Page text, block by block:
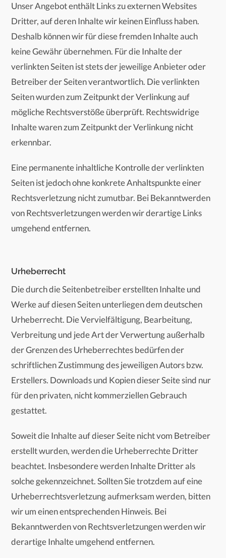
Unser Angebot enthält Links zu externen Websites
Dritter, auf deren Inhalte wir keinen Einfluss haben.
Deshalb können wir für diese fremden Inhalte auch
keine Gewähr übernehmen. Für die Inhalte der
verlinkten Seiten ist stets der jeweilige Anbieter oder
Betreiber der Seiten verantwortlich. Die verlinkten
Seiten wurden zum Zeitpunkt der Verlinkung auf
mögliche Rechtsverstöße überprüft. Rechtswidrige
Inhalte waren zum Zeitpunkt der Verlinkung nicht
erkennbar.
Eine permanente inhaltliche Kontrolle der verlinkten
Seiten ist jedoch ohne konkrete Anhaltspunkte einer
Rechtsverletzung nicht zumutbar. Bei Bekanntwerden
von Rechtsverletzungen werden wir derartige Links
umgehend entfernen.
Urheberrecht
Die durch die Seitenbetreiber erstellten Inhalte und
Werke auf diesen Seiten unterliegen dem deutschen
Urheberrecht. Die Vervielfältigung, Bearbeitung,
Verbreitung und jede Art der Verwertung außerhalb
der Grenzen des Urheberrechtes bedürfen der
schriftlichen Zustimmung des jeweiligen Autors bzw.
Erstellers. Downloads und Kopien dieser Seite sind nur
für den privaten, nicht kommerziellen Gebrauch
gestattet.
Soweit die Inhalte auf dieser Seite nicht vom Betreiber
erstellt wurden, werden die Urheberrechte Dritter
beachtet. Insbesondere werden Inhalte Dritter als
solche gekennzeichnet. Sollten Sie trotzdem auf eine
Urheberrechtsverletzung aufmerksam werden, bitten
wir um einen entsprechenden Hinweis. Bei
Bekanntwerden von Rechtsverletzungen werden wir
derartige Inhalte umgehend entfernen.